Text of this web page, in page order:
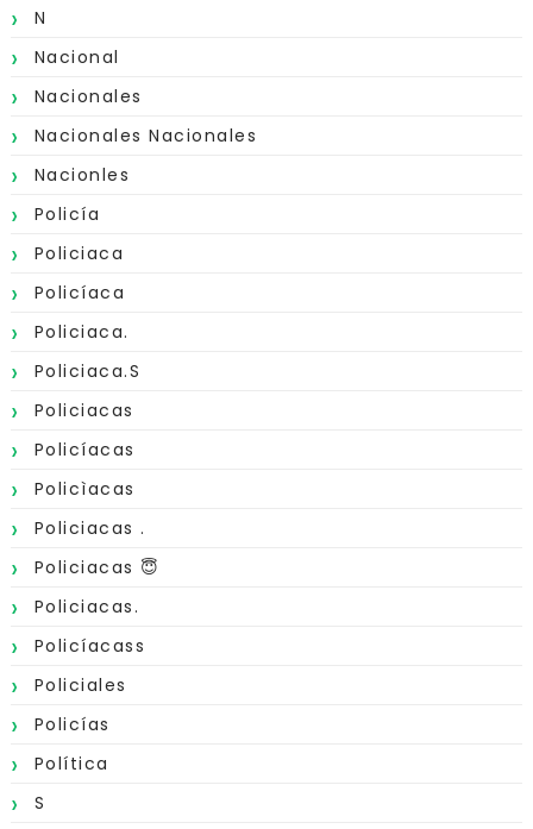
N
Nacional
Nacionales
Nacionales Nacionales
Nacionles
Policía
Policiaca
Policíaca
Policiaca.
Policiaca.s
Policiacas
Policíacas
Policìacas
Policiacas .
Policiacas 😇
Policiacas.
Policíacass
Policiales
Policías
Política
S